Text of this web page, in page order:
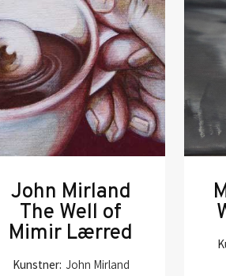
John Mirland
The Well of
Mimir Lærred
Kunstner: John Mirland